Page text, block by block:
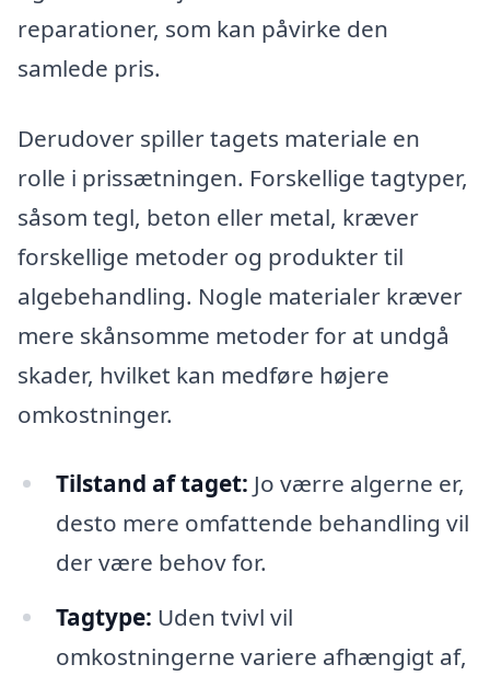
reparationer, som kan påvirke den
samlede pris.
Derudover spiller tagets materiale en
rolle i prissætningen. Forskellige tagtyper,
såsom tegl, beton eller metal, kræver
forskellige metoder og produkter til
algebehandling. Nogle materialer kræver
mere skånsomme metoder for at undgå
skader, hvilket kan medføre højere
omkostninger.
Tilstand af taget: Jo værre algerne er,
desto mere omfattende behandling vil
der være behov for.
Tagtype: Uden tvivl vil
omkostningerne variere afhængigt af,